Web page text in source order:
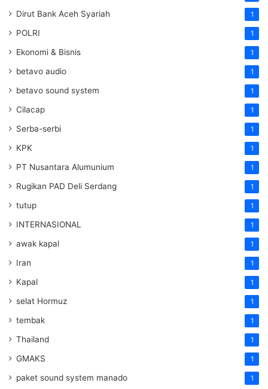
Dirut Bank Aceh Syariah 1
POLRI 1
Ekonomi & Bisnis 1
betavo audio 1
betavo sound system 1
Cilacap 1
Serba-serbi 1
KPK 1
PT Nusantara Alumunium 1
Rugikan PAD Deli Serdang 1
tutup 1
INTERNASIONAL 1
awak kapal 1
Iran 1
Kapal 1
selat Hormuz 1
tembak 1
Thailand 1
GMAKS 1
paket sound system manado 1